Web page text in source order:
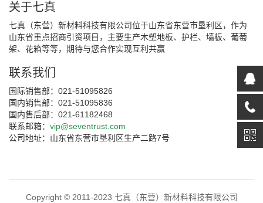
关于七真
七真（东营）新材料科技有限公司位于山东省东营市垦利区，作为
山东省重点招商引资项目，主要生产木塑地板、护栏、墙板、葡萄
架、花箱等等，期待与您合作实现互利共赢
联系我们
国际销售部：021-51095826
国内销售部：021-51095836
国内售后部：021-61182468
联系邮箱： vip@seventrust.com
公司地址：山东省东营市垦利区生产二路7号
Copyright © 2011-2023 七真（东营）新材料科技有限公司